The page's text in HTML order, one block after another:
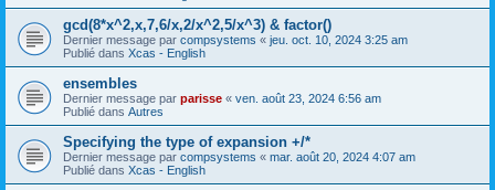
gcd(8*x^2,x,7,6/x,2/x^2,5/x^3) & factor()
Dernier message par compsystems « jeu. oct. 10, 2024 3:25 am
Publié dans Xcas - English
ensembles
Dernier message par parisse « ven. août 23, 2024 6:56 am
Publié dans Autres
Specifying the type of expansion +/*
Dernier message par compsystems « mar. août 20, 2024 4:07 am
Publié dans Xcas - English